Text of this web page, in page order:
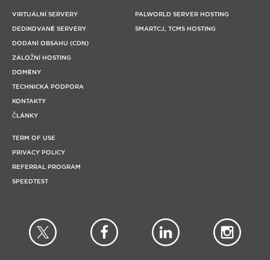
VIRTUÁLNÍ SERVERY
DEDIKOVANÉ SERVERY
DODÁNÍ OBSAHU (CDN)
ZÁLOŽNÍ HOSTING
DOMÉNY
TECHNICKÁ PODPORA
KONTAKTY
ČLÁNKY
PALWORLD SERVER HOSTING
SMARTCJ, TCMS HOSTING
TERM OF USE
PRIVACY POLICY
REFERRAL PROGRAM
SPEEDTEST